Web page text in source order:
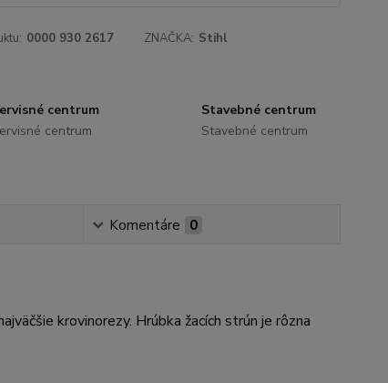
0000 930 2617 ZNAČKA: Stihl
centrum
centrum
Stavebné centrum
Stavebné centrum
Komentáre 0
krovinorezy. Hrúbka žacích strún je rôzna